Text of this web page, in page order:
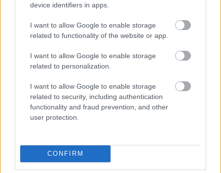
device identifiers in apps.
I want to allow Google to enable storage
related to functionality of the website or app.
I want to allow Google to enable storage
related to personalization.
I want to allow Google to enable storage
related to security, including authentication
functionality and fraud prevention, and other
user protection.
CONFIRM
Thomas Colins vibrátor.
Jön még kép!